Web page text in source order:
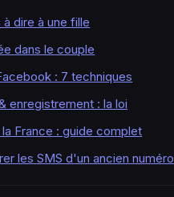
à dire à une fille
dans le couple
: 7 techniques
enregistrement : la loi
France : guide complet
les SMS d'un ancien numéro